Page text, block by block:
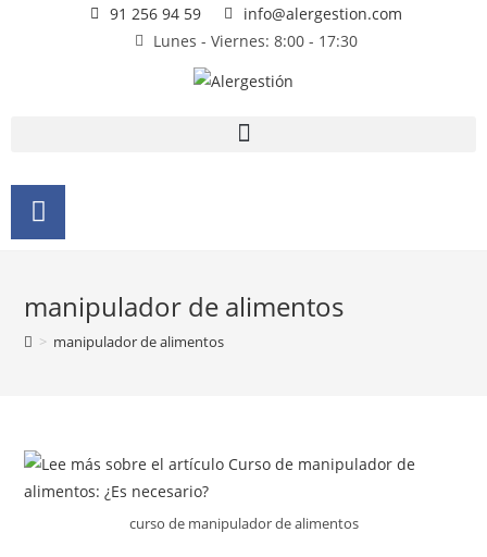
91 256 94 59
info@alergestion.com
Lunes - Viernes: 8:00 - 17:30
manipulador de alimentos
> manipulador de alimentos
curso de manipulador de alimentos